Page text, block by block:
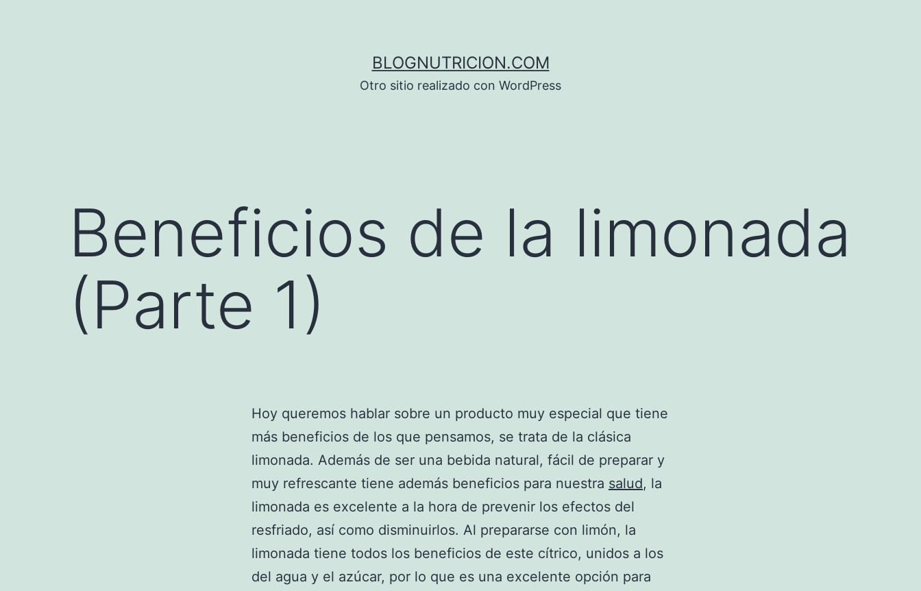
BLOGNUTRICION.COM
Otro sitio realizado con WordPress
Beneficios de la limonada
(Parte 1)
Hoy queremos hablar sobre un producto muy especial que tiene
más beneficios de los que pensamos, se trata de la clásica
limonada. Además de ser una bebida natural, fácil de preparar y
muy refrescante tiene además beneficios para nuestra salud, la
limonada es excelente a la hora de prevenir los efectos del
resfriado, así como disminuirlos. Al prepararse con limón, la
limonada tiene todos los beneficios de este cítrico, unidos a los
del agua y el azúcar, por lo que es una excelente opción para